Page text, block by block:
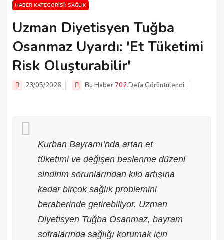
HABER KATEGORISI: SAĞLIK
Uzman Diyetisyen Tuğba
Osanmaz Uyardı: 'Et Tüketimi
Risk Oluşturabilir'
23/05/2026 Bu Haber702Defa Görüntülendi.
Kurban Bayramı’nda artan et
tüketimi ve değişen beslenme düzeni
sindirim sorunlarından kilo artışına
kadar birçok sağlık problemini
beraberinde getirebiliyor. Uzman
Diyetisyen Tuğba Osanmaz, bayram
sofralarında sağlığı korumak için